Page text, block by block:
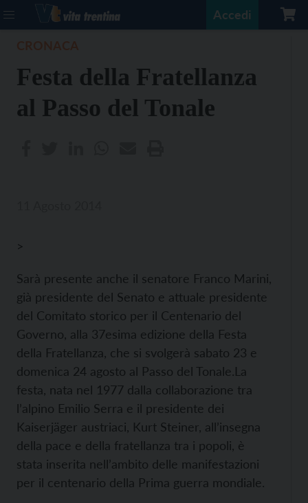
Accedi
Festa della Fratellanza
al Passo del Tonale
>
Sarà presente anche il senatore Franco Marini,
già presidente del Senato e attuale presidente
del Comitato storico per il Centenario del
Governo, alla 37esima edizione della Festa
della Fratellanza, che si svolgerà sabato 23 e
domenica 24 agosto al Passo del Tonale.La
festa, nata nel 1977 dalla collaborazione tra
l’alpino Emilio Serra e il presidente dei
Kaiserjäger austriaci, Kurt Steiner, all’insegna
della pace e della fratellanza tra i popoli, è
stata inserita nell’ambito delle manifestazioni
per il centenario della Prima guerra mondiale.